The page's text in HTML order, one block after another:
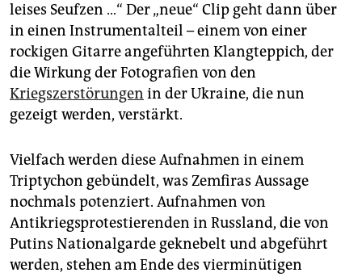
leises Seufzen …“ Der „neue“ Clip geht dann über
in einen Instrumentalteil – einem von einer
rockigen Gitarre angeführten Klangteppich, der
die Wirkung der Fotografien von den
Kriegszerstörungen in der Ukraine, die nun
gezeigt werden, verstärkt.
Vielfach werden diese Aufnahmen in einem
Triptychon gebündelt, was Zemfiras Aussage
nochmals potenziert. Aufnahmen von
Antikriegsprotestierenden in Russland, die von
Putins Nationalgarde geknebelt und abgeführt
werden, stehen am Ende des vierminütigen